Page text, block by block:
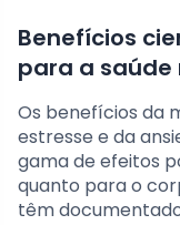
Benefícios
para a
Os benefícios da
estresse e da
gama de efeitos
quanto para o
têm